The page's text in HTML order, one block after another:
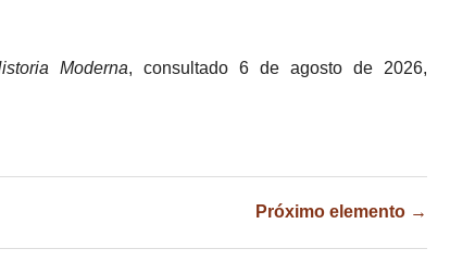
Moderna, consultado 6 de agosto de 2026,
Próximo elemento →